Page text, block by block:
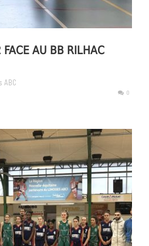
AU BB RILHAC
ABC
0